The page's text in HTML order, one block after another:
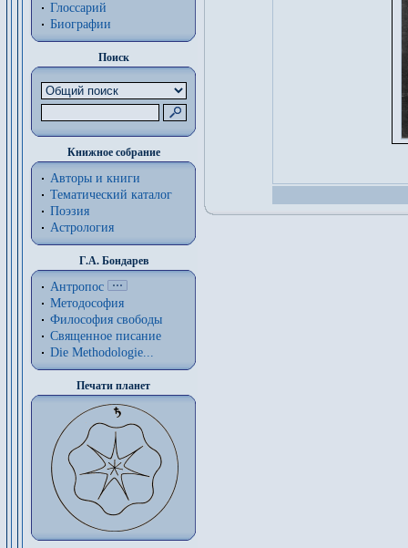
Глоссарий
Биографии
Поиск
Книжное собрание
Авторы и книги
Тематический каталог
Поэзия
Астрология
Г.А. Бондарев
Антропос
Методософия
Философия cвободы
Священное писание
Die Methodologie...
Печати планет